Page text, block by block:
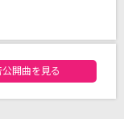
キング
公開曲を見る